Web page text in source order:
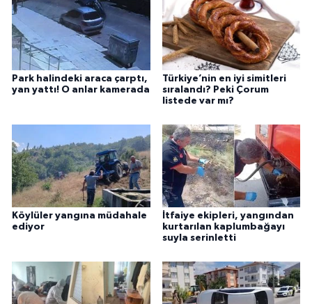
Park halindeki araca çarptı,
yan yattı! O anlar kamerada
Türkiye’nin en iyi simitleri
sıralandı? Peki Çorum
listede var mı?
Köylüler yangına müdahale
ediyor
İtfaiye ekipleri, yangından
kurtarılan kaplumbağayı
suyla serinletti